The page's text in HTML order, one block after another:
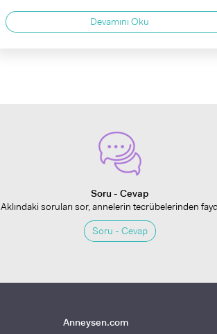
Devamını Oku
Soru - Cevap
Aklındaki soruları sor, annelerin tecrübelerinden
Soru - Cevap
Anneysen.com